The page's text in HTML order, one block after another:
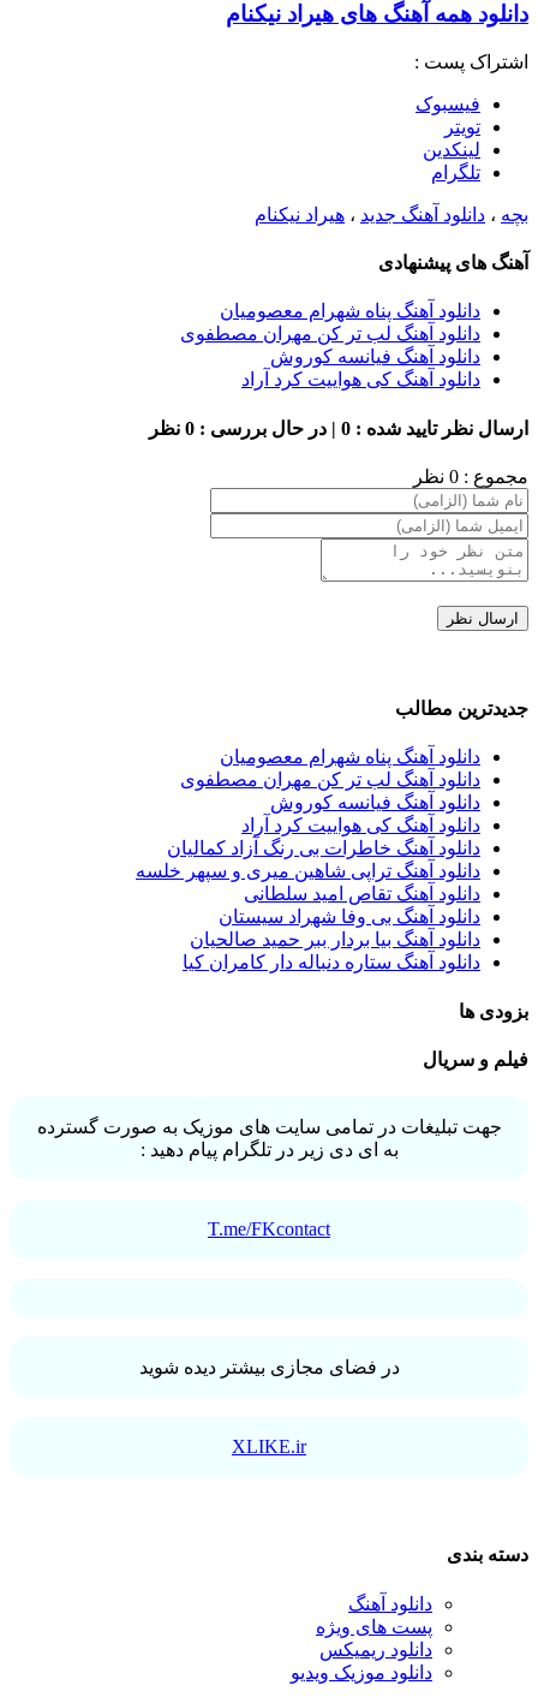
دانلود همه آهنگ های هیراد نیکنام
اشتراک پست :
فيسبوک
تويتر
لینکدین
تلگرام
بچه ، دانلود آهنگ جدید ، هیراد نیکنام
آهنگ های پیشنهادی
دانلود آهنگ پناه شهرام معصومیان
دانلود آهنگ لب تر کن مهران مصطفوی
دانلود آهنگ فیانسه کوروش
دانلود آهنگ کی هواییت کرد آراد
ارسال نظرتایید شده : 0 | در حال بررسی : 0 نظر
مجموع : 0 نظر
جدیدترین مطالب
دانلود آهنگ پناه شهرام معصومیان
دانلود آهنگ لب تر کن مهران مصطفوی
دانلود آهنگ فیانسه کوروش
دانلود آهنگ کی هواییت کرد آراد
دانلود آهنگ خاطرات بی رنگ آزاد کمالیان
دانلود آهنگ تراپی شاهین میری و سپهر خلسه
دانلود آهنگ تقاص امید سلطانی
دانلود آهنگ بی وفا شهراد سیستان
دانلود آهنگ بیا بردار ببر حمید صالحیان
دانلود آهنگ ستاره دنباله دار کامران کیا
بزودی ها
فیلم و سریال
جهت تبلیغات در تمامی سایت های موزیک به صورت گسترده
به ای دی زیر در تلگرام پیام دهید :
T.me/FKcontact
در فضای مجازی بیشتر دیده شوید
XLIKE.ir
دسته بندی
دانلود آهنگ
پست های ویژه
دانلود ریمیکس
دانلود موزیک ویدیو